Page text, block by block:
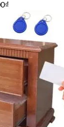
₫
hiện
tại
là:
9,500,000₫.